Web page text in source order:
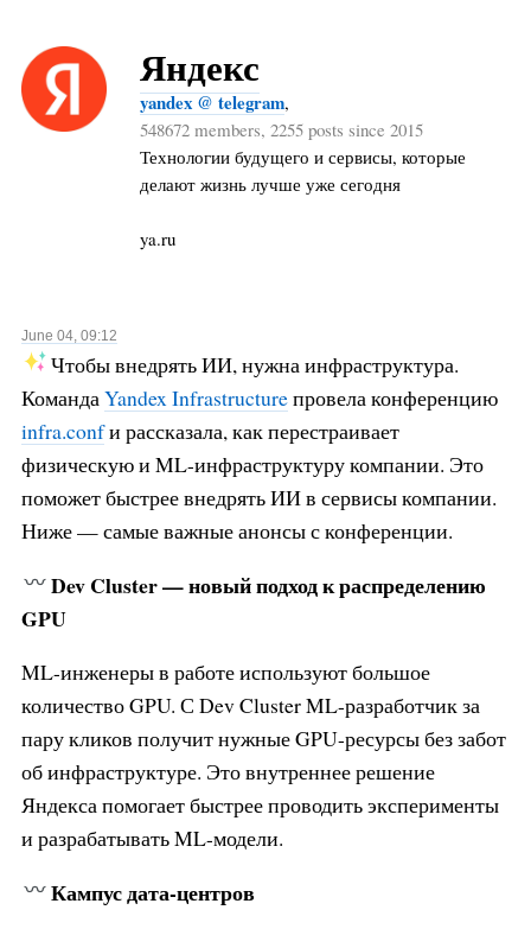
Яндекс
yandex @ telegram,
548672 members, 2255 posts since 2015
Технологии будущего и сервисы, которые
делают жизнь лучше уже сегодня
ya.ru
June 04, 09:12
Чтобы внедрять ИИ, нужна инфраструктура.
КомандаYandex Infrastructureпровела конференцию
infra.confи рассказала, как перестраивает
физическую и ML-инфраструктуру компании. Это
поможет быстрее внедрять ИИ в сервисы компании.
Ниже — самые важные анонсы с конференции.
Dev Cluster — новый подход к распределению
GPU
ML-инженеры в работе используют большое
количество GPU. С Dev Cluster ML-разработчик за
пару кликов получит нужные GPU-ресурсы без забот
об инфраструктуре. Это внутреннее решение
Яндекса помогает быстрее проводить эксперименты
и разрабатывать ML-модели.
Кампус дата-центров